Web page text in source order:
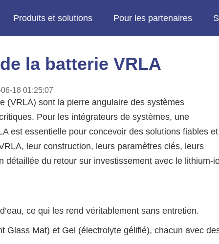
Produits et solutions Pour les partenaires
la batterie VRLA
18 01:25:07
(VRLA) sont la pierre angulaire des systèmes
Pour les intégrateurs de systèmes, une
est essentielle pour concevoir des solutions fiables et
leur construction, leurs paramètres clés, leurs
du retour sur investissement avec le lithium-
ce qui les rend véritablement sans entretien.
Glass Mat) et Gel (électrolyte gélifié), chacun avec